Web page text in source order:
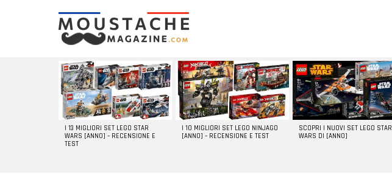
LATEST
STORIES
I 13 MIGLIORI SET LEGO STAR
WARS [ANNO] – RECENSIONE E
TEST
I 10 MIGLIORI SET LEGO NINJAGO
[ANNO] – RECENSIONE E TEST
SCOPRI I NUOVI SET LEGO STAR
WARS DI [ANNO]